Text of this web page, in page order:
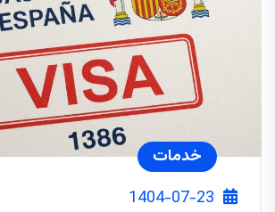
خدمات
1404-07-23